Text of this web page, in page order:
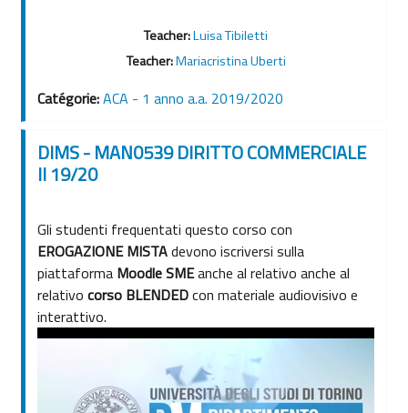
Teacher:Luisa Tibiletti
Teacher:Mariacristina Uberti
Catégorie:ACA - 1 anno a.a. 2019/2020
DIMS - MAN0539 DIRITTO COMMERCIALE
II 19/20
Gli studenti frequentati questo corso con
EROGAZIONE MISTAdevono iscriversi sulla
piattaforma Moodle SMEanche al relativo anche al
relativo corso BLENDEDcon materiale audiovisivo e
interattivo.